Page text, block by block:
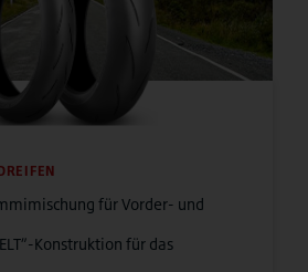
für Vorder- und
Konstruktion für das